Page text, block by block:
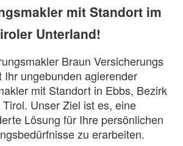
mit Standort im
Unterland!
Braun Versicherungs
Ihr ungebunden agierender
mit Standort in Ebbs, Bezirk
Unser Ziel ist es, eine
Lösung für Ihre persönlichen
zu erarbeiten.